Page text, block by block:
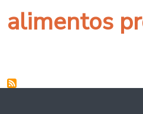
alimentos